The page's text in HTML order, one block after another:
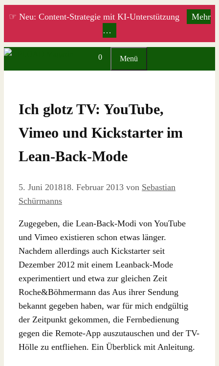
Zum
☞ Neu: Content-Strategie mit KI-Unterstützung
Mehr
…
0 Menü
Ich glotz TV: YouTube,
Vimeo und Kickstarter im
Lean-Back-Mode
5. Juni 201818. Februar 2013 von Sebastian
Schürmanns
Zugegeben, die Lean-Back-Modi von YouTube
und Vimeo existieren schon etwas länger.
Nachdem allerdings auch Kickstarter seit
Dezember 2012 mit einem Leanback-Mode
experimentiert und etwa zur gleichen Zeit
Roche&Böhmermann das Aus ihrer Sendung
bekannt gegeben haben, war für mich endgültig
der Zeitpunkt gekommen, die Fernbedienung
gegen die Remote-App auszutauschen und der TV-
Hölle zu entfliehen. Ein Überblick mit Anleitung.